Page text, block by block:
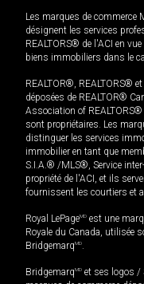
Les marques de
désignent les services
REALTORS® de l'ACI en
biens immobiliers dans le
REALTOR®, REALTORS®
déposées de REALTOR®
Association of
sont propriétaires. Les
distinguer les services
immobilier en tant que
S.I.A.® /MLS®, Service
propriété de l'ACI, et ils
fournissent les courtiers et
Royal LePageMD est une
Royale du Canada, utilisée
BridgemarqMD.
BridgemarqMD et ses logos /